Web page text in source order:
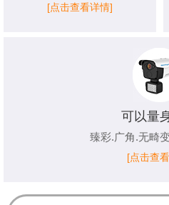
[点击查看详情]
可以量
臻彩.广角.无畸
[点击查